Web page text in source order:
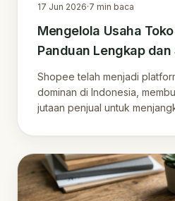
17 Jun 2026·7 min baca
Mengelola Usaha
Panduan Lengkap
Membangun Loyalitas
Shopee telah menjadi
dominan di Indonesia,
jutaan penjual untuk